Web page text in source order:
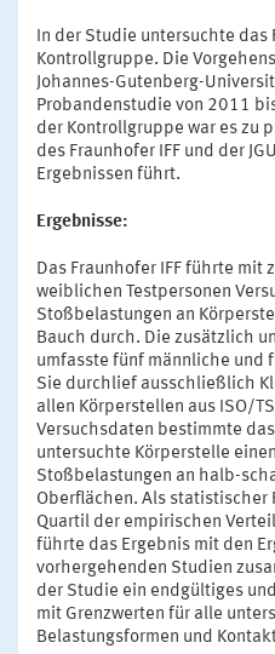
In der Studie untersuchte das
Kontrollgruppe. Die
Johannes-Gutenberg-
Probandenstudie von 2011
der Kontrollgruppe war es zu
des Fraunhofer IFF und der
Ergebnissen führt.
Ergebnisse:
Das Fraunhofer IFF führte mit
weiblichen Testpersonen
Stoßbelastungen an
Bauch durch. Die zusätzlich
umfasste fünf männliche und
Sie durchlief ausschließlich
allen Körperstellen aus ISO/
Versuchsdaten bestimmte
untersuchte Körperstelle
Stoßbelastungen an halb-
Oberflächen. Als statistischer
Quartil der empirischen
führte das Ergebnis mit den
vorhergehenden Studien
der Studie ein endgültiges
mit Grenzwerten für alle
Belastungsformen und